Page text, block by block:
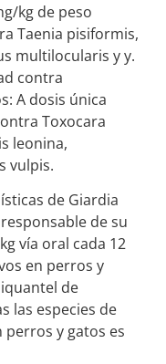
kg de peso
Taenia pisiformis,
multilocularis y y.
contra
A dosis única
Toxocara
leonina,
vulpis.
de Giardia
de su
vía oral cada 12
en perros y
de
las especies de
perros y gatos es